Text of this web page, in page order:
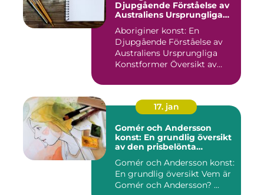
Djupgående Förståelse av
Australiens Ursprungliga
Aboriginer konst: En
Djupgående Förståelse av
Australiens Ursprungliga
Konstformer Översikt av
17. jan
Gomér och Andersson
konst: En grundlig översikt
av den prisbelönta
Gomér och Andersson konst:
En grundlig översikt Vem är
Gomér och Andersson? ...